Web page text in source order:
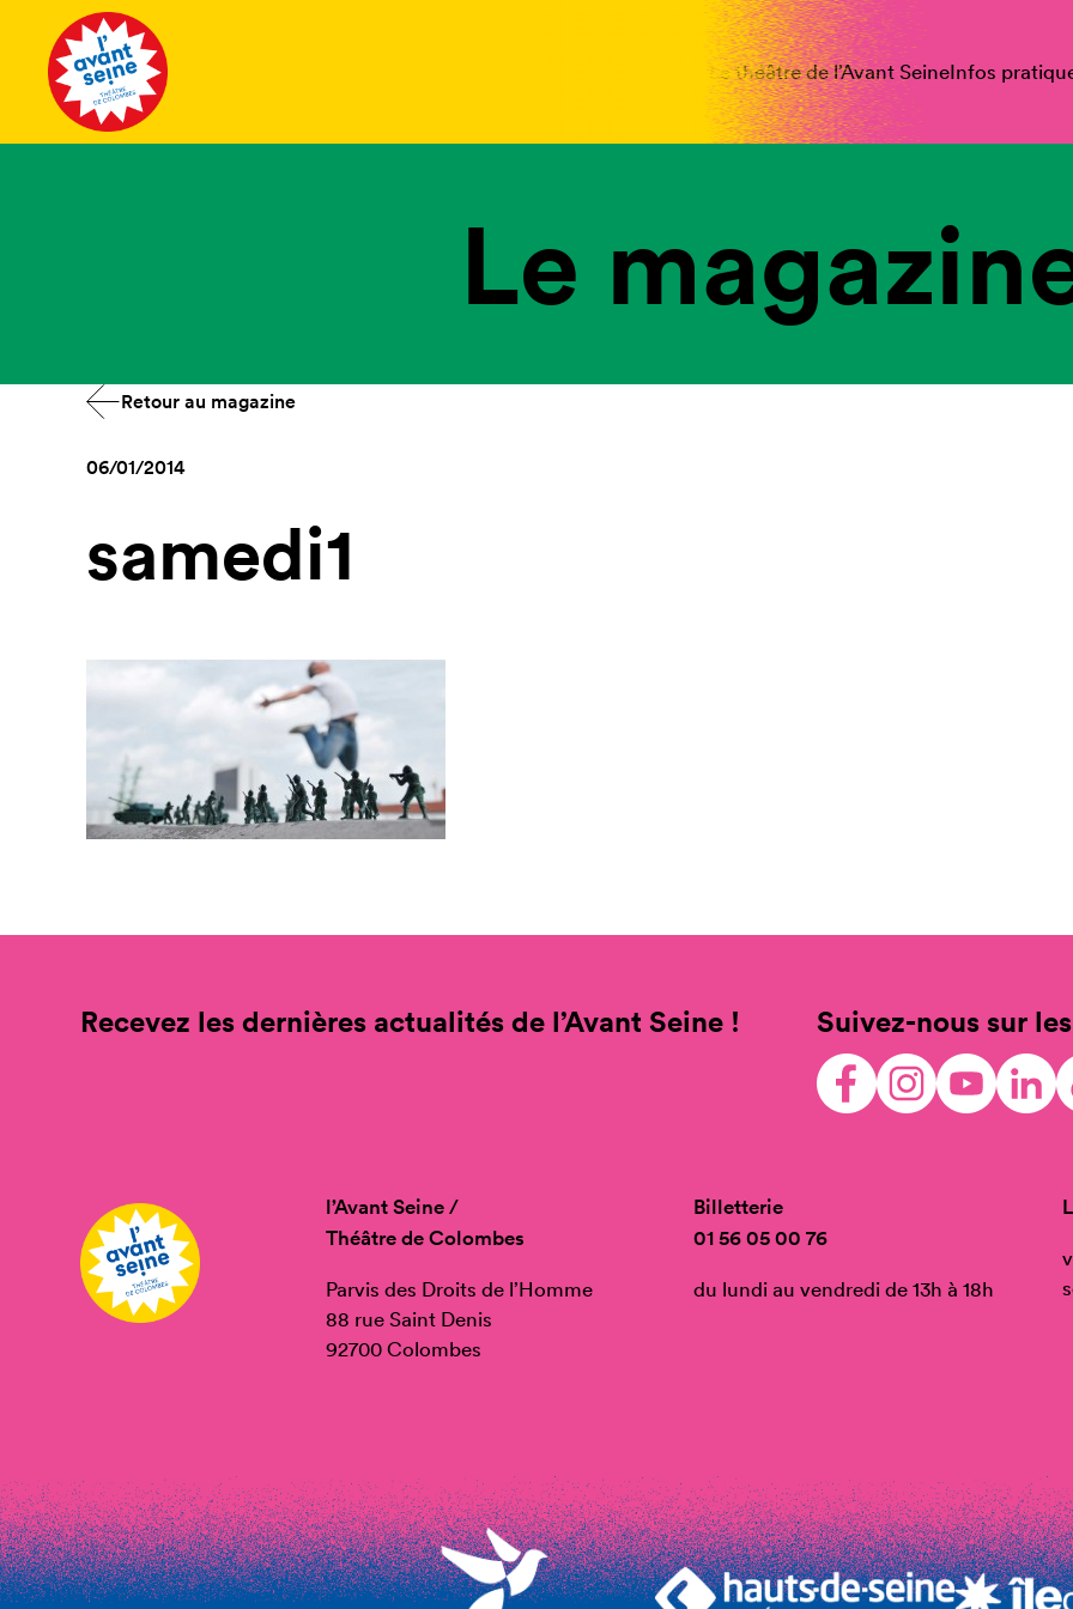
Le théâtre de l’Avant SeineInfos
Le
Retour au magazine
06/01/2014
samedi1
Recevez les dernières actualités de l’Avant Seine ! Suivez-nous sur
l’Avant Seine /
Théâtre de Colombes
Parvis des Droits de l’Homme
88 rue Saint Denis
92700 Colombes
Billetterie
01 56 05 00 76
du lundi au vendredi de 13h à 18h